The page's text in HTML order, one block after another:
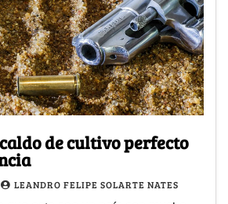
de cultivo perfecto
LEANDRO FELIPE SOLARTE NATES